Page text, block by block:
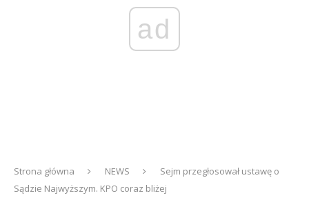
ad
Strona główna NEWS
Sejm przegłosował ustawę o
Sądzie Najwyższym. KPO coraz bliżej